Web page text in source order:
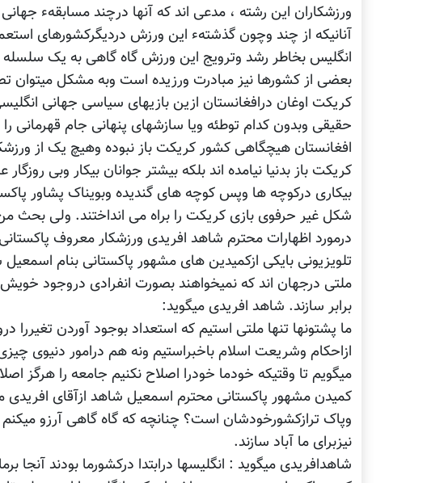
ورزشکاران این رشته ، مدعی اند که آنها درچند مسابقهء
آنانیکه از چند وچون گذشتهء این ورزش دردیگرکشورهای
انگلیس بخاطر رشد وترویج این ورزش گاه گاهی به یک
بعضی از کشورها نیز مبادرت ورزیده است وبه مشکل میتوان
کریکت اوغان درافغانستان ازین بازیهای سیاسی جهانی
حقیقی وبدون کدام توطئه ویا سازشهای پنهانی جام قهرمانی
افغانستان هیچگاهی کشور کریکت باز نبوده وهیچ یک از
کریکت باز بدنیا نیامده اند بلکه بیشتر جوانان بیکار وبی
بیکاری درکوچه ها وپس کوچه های گندیده وبویناک پشاور
شکل غیر حرفوی بازی کریکت را براه می انداختند. ولی
درمورد اظهارات محترم شاهد افریدی ورزشکار معروف
تلویزیونی بایکی ازکمیدین های مشهور پاکستانی بنام
ملتی درجهان اند که نمیخواهند بصورت انفرادی دروجود
برابر سازند. شاهد افریدی میگوید:
ما پشتونها تنها ملتی استیم که استعداد بوجود آوردن
ازاحکام وشریعت اسلام باخبراستیم ونه هم درامور دنیوی
میگویم تا وقتیکه خودما خودرا اصلاح نکنیم جامعه را هرگز
کمیدن مشهور پاکستانی محترم اسمعیل شاهد ازآقای
وپاک ترازکشورخودشان است؟ چنانچه که گاه گاهی آرزو میکنم
نیزبرای ما آباد سازند.
شاهدافریدی میگوید : انگلیسها درابتدا درکشورما بودند